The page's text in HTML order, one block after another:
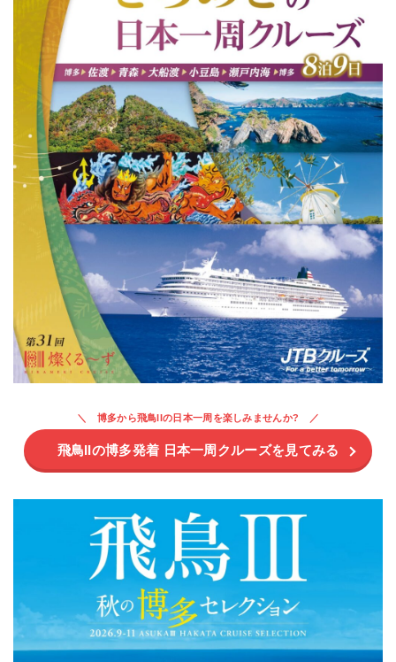
博多から飛鳥IIの日本一周を楽しみませんか?
飛鳥IIの博多発着 日本一周クルーズを見てみる